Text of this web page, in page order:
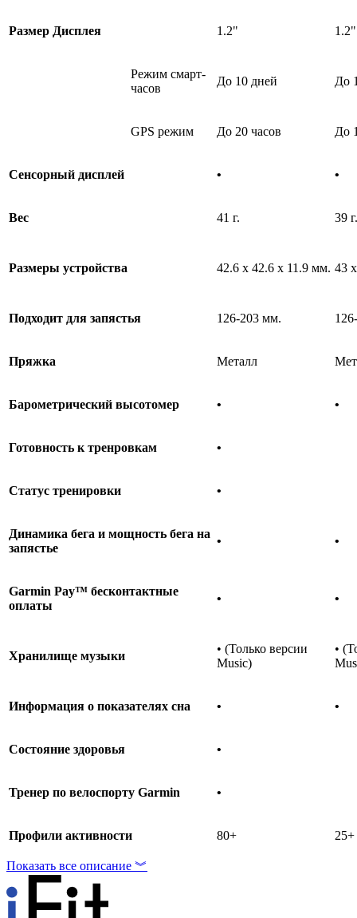
Размер Дисплея 1.2" 1.2"
Режим смарт-
часов
До 10 дней До
GPS режим До 20 часов До
Сенсорный дисплей • •
Вес 41 г. 39 г.
Размеры устройства 42.6 x 42.6 x 11.9 мм. 43
Подходит для запястья 126-203 мм.
Пряжка Металл
Барометрический высотомер • •
Готовность к тренровкам •
Статус тренировки •
Динамика бега и мощность бега на
запястье
• •
Garmin Pay™ бесконтактные
оплаты
• •
Хранилище музыки
• (Только версии
Music)
•
Информация о показателях сна • •
Состояние здоровья •
Тренер по велоспорту Garmin •
Профили активности 80+ 25+
Показать все описание ︾